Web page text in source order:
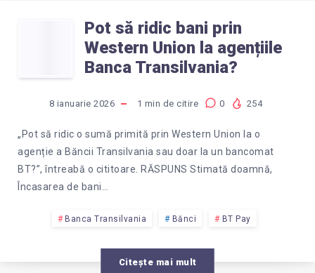
POT
SĂ
RIDIC
BANI
PRIN
WESTERN
UNION
Pot să ridic bani prin
Western Union la agențiile
Banca Transilvania?
8 ianuarie 2026 1 min de citire 0 254
„Pot să ridic o sumă primită prin Western Union la o
agenție a Băncii Transilvania sau doar la un bancomat
BT?”, întreabă o cititoare. RĂSPUNS Stimată doamnă,
Încasarea de bani…
Banca Transilvania Bănci BT Pay
Citește mai mult